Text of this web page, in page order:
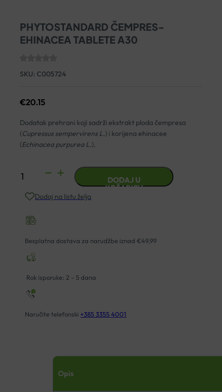
PHYTOSTANDARD ČEMPRES-
EHINACEA TABLETE A30
SKU: C005724
€20.15
Dodatak prehrani koji sadrži ekstrakt ploda čempresa
(Cupressus sempervirens L.) i korijena ehinacee
(Echinaceapurpurea L.).
PHYTOSTANDARD
EHINACEA
A30
količina
DODAJ U
KOŠARICU
Dodaj na listu želja
Besplatna dostava za narudžbe iznad €49,99
Rok isporuke: 2 – 5 dana
Naručite telefonski +385 3355 4001
Opis